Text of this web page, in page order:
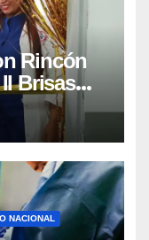
Rincón
Brisas
NACIONAL